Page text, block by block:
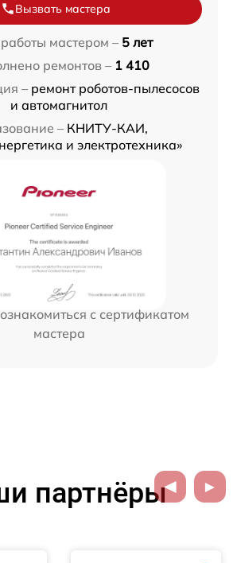
Вызвать мастера
мастером – 5 лет
ремонтов – 1 410
– ремонт роботов-пылесосов
и автомагнитол
– КНИТУ-КАИ,
и электротехника»
с сертификатом
мастера
партнёры